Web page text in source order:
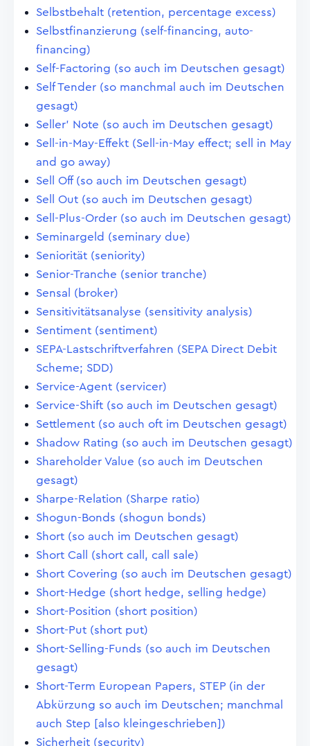
Selbstbehalt (retention, percentage excess)
Selbstfinanzierung (self-financing, auto-
financing)
Self-Factoring (so auch im Deutschen gesagt)
Self Tender (so manchmal auch im Deutschen
gesagt)
Seller' Note (so auch im Deutschen gesagt)
Sell-in-May-Effekt (Sell-in-May effect; sell in May
and go away)
Sell Off (so auch im Deutschen gesagt)
Sell Out (so auch im Deutschen gesagt)
Sell-Plus-Order (so auch im Deutschen gesagt)
Seminargeld (seminary due)
Seniorität (seniority)
Senior-Tranche (senior tranche)
Sensal (broker)
Sensitivitätsanalyse (sensitivity analysis)
Sentiment (sentiment)
SEPA-Lastschriftverfahren (SEPA Direct Debit
Scheme; SDD)
Service-Agent (servicer)
Service-Shift (so auch im Deutschen gesagt)
Settlement (so auch oft im Deutschen gesagt)
Shadow Rating (so auch im Deutschen gesagt)
Shareholder Value (so auch im Deutschen
gesagt)
Sharpe-Relation (Sharpe ratio)
Shogun-Bonds (shogun bonds)
Short (so auch im Deutschen gesagt)
Short Call (short call, call sale)
Short Covering (so auch im Deutschen gesagt)
Short-Hedge (short hedge, selling hedge)
Short-Position (short position)
Short-Put (short put)
Short-Selling-Funds (so auch im Deutschen
gesagt)
Short-Term European Papers, STEP (in der
Abkürzung so auch im Deutschen; manchmal
auch Step [also kleingeschrieben])
Sicherheit (security)